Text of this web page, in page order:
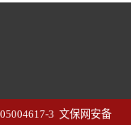
3 文保网安备